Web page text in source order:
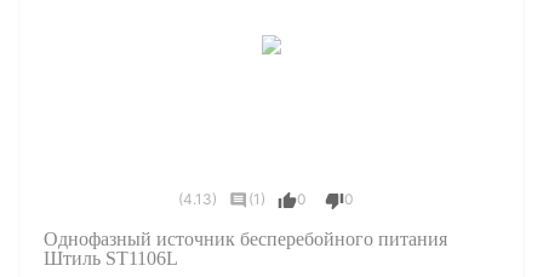
(4.13) (1) 0 0
Однофазный источник бесперебойного питания
Штиль ST1106L